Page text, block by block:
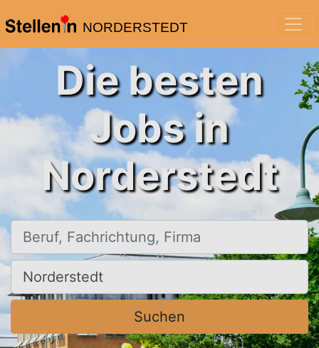
NORDERSTEDT
Die besten
Jobs in
Norderstedt
Beruf, Fachrichtung, Firma
Ort, Stadt
Suchen